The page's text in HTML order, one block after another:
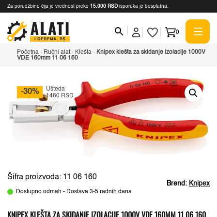
Za porudžbine čija je vrednost preko 15.000 RSD isporuka je besplatna.
0
Početna - Ručni alat - Klešta - Knipex klešta za skidanje izolacije 1000V
VDE 160mm 11 06 160
-30%
Ušteda
1460 RSD
Brend: Knipex
Šifra proizvoda: 11 06 160
Dostupno odmah - Dostava 3-5 radnih dana